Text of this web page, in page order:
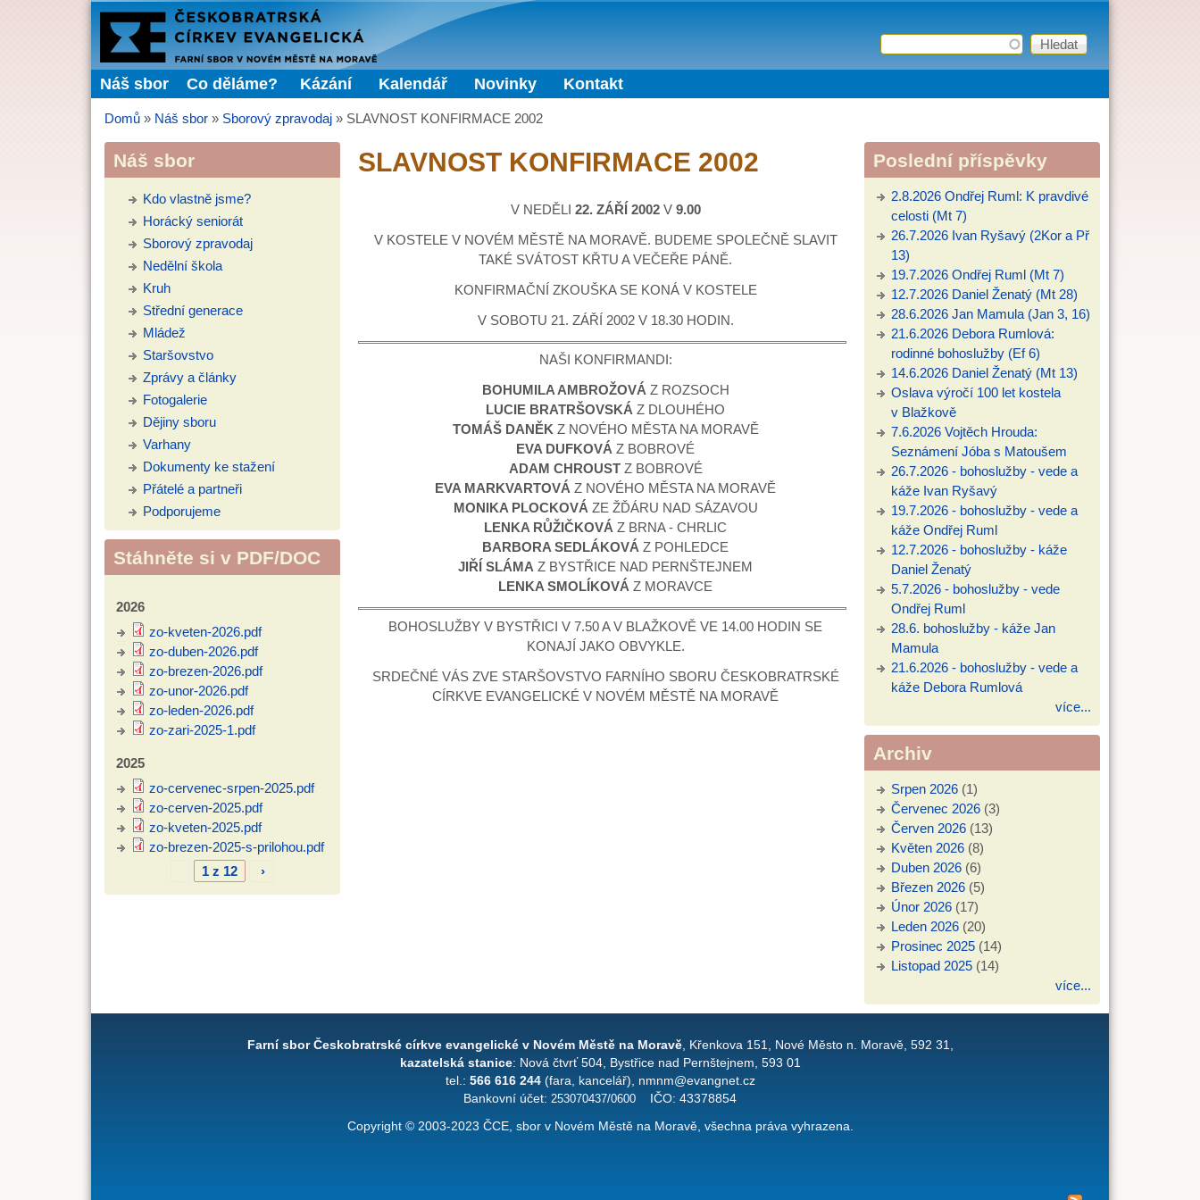
FARNÍ
SBOR
ČCE
Vyhledávání
Hledat
Hlavní menu
Náš sbor Co děláme? Kázání Kalendář Novinky Kontakt
Jste zde
Domů » Náš sbor » Sborový zpravodaj » SLAVNOST KONFIRMACE 2002
SLAVNOST KONFIRMACE 2002
V NEDĚLI 22. ZÁŘÍ 2002V 9.00
V KOSTELE V NOVÉM MĚSTĚ NA MORAVĚ. BUDEME SPOLEČNĚ SLAVIT
TAKÉ SVÁTOST KŘTU A VEČEŘE PÁNĚ.
KONFIRMAČNÍ ZKOUŠKA SE KONÁ V KOSTELE
V SOBOTU 21. ZÁŘÍ 2002 V 18.30 HODIN.
NAŠI KONFIRMANDI:
BOHUMILA AMBROŽOVÁ Z ROZSOCH
LUCIE BRATRŠOVSKÁ Z DLOUHÉHO
TOMÁŠ DANĚK Z NOVÉHO MĚSTA NA MORAVĚ
EVA DUFKOVÁ Z BOBROVÉ
ADAM CHROUSTZ BOBROVÉ
EVA MARKVARTOVÁ Z NOVÉHO MĚSTA NA MORAVĚ
MONIKA PLOCKOVÁ ZE ŽĎÁRU NAD SÁZAVOU
LENKA RŮŽIČKOVÁ Z BRNA - CHRLIC
BARBORA SEDLÁKOVÁ Z POHLEDCE
JIŘÍ SLÁMA Z BYSTŘICE NAD PERNŠTEJNEM
LENKA SMOLÍKOVÁ Z MORAVCE
BOHOSLUŽBY V BYSTŘICI V 7.50 A V BLAŽKOVĚ VE 14.00 HODIN SE
KONAJÍ JAKO OBVYKLE.
SRDEČNÉ VÁS ZVE STARŠOVSTVO FARNÍHO SBORU ČESKOBRATRSKÉ
CÍRKVE EVANGELICKÉ V NOVÉM MĚSTĚ NA MORAVĚ
Náš sbor
Kdo vlastně jsme?
Horácký seniorát
Sborový zpravodaj
Nedělní škola
Kruh
Střední generace
Mládež
Staršovstvo
Zprávy a články
Fotogalerie
Dějiny sboru
Varhany
Dokumenty ke stažení
Přátelé a partneři
Podporujeme
Stáhněte si v PDF/DOC
2026
zo-kveten-2026.pdf
zo-duben-2026.pdf
zo-brezen-2026.pdf
zo-unor-2026.pdf
zo-leden-2026.pdf
zo-zari-2025-1.pdf
2025
zo-cervenec-srpen-2025.pdf
zo-cerven-2025.pdf
zo-kveten-2025.pdf
zo-brezen-2025-s-prilohou.pdf
1 z 12
›
Poslední příspěvky
2.8.2026 Ondřej Ruml: K pravdivé
celosti (Mt 7)
26.7.2026 Ivan Ryšavý (2Kor a Př
13)
19.7.2026 Ondřej Ruml (Mt 7)
12.7.2026 Daniel Ženatý (Mt 28)
28.6.2026 Jan Mamula (Jan 3, 16)
21.6.2026 Debora Rumlová:
rodinné bohoslužby (Ef 6)
14.6.2026 Daniel Ženatý (Mt 13)
Oslava výročí 100 let kostela
v Blažkově
7.6.2026 Vojtěch Hrouda:
Seznámení Jóba s Matoušem
26.7.2026 - bohoslužby - vede a
káže Ivan Ryšavý
19.7.2026 - bohoslužby - vede a
káže Ondřej Ruml
12.7.2026 - bohoslužby - káže
Daniel Ženatý
5.7.2026 - bohoslužby - vede
Ondřej Ruml
28.6. bohoslužby - káže Jan
Mamula
21.6.2026 - bohoslužby - vede a
káže Debora Rumlová
více...
Archiv
Srpen 2026 (1)
Červenec 2026 (3)
Červen 2026 (13)
Květen 2026 (8)
Duben 2026 (6)
Březen 2026 (5)
Únor 2026 (17)
Leden 2026 (20)
Prosinec 2025 (14)
Listopad 2025 (14)
více...
Farní sbor Českobratrské církve evangelické v Novém Městě na Moravě, Křenkova 151, Nové Město n. Moravě, 592 31,
kazatelská stanice: Nová čtvrť 504, Bystřice nad Pernštejnem, 593 01
tel.: 566 616 244(fara, kancelář), nmnm@evangnet.cz
Bankovní účet: 253070437/0600 IČO: 43378854
Copyright © 2003-2023 ČCE, sbor v Novém Městě na Moravě, všechna práva vyhrazena.